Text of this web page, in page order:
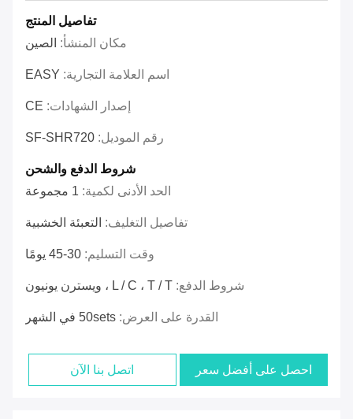
تفاصيل المنتج
مكان المنشأ: الصين
اسم العلامة التجارية: EASY
إصدار الشهادات: CE
رقم الموديل: SF-SHR720
شروط الدفع والشحن
الحد الأدنى لكمية: 1 مجموعة
تفاصيل التغليف: التعبئة الخشبية
وقت التسليم: 30-45 يومًا
شروط الدفع: L / C ، T / T ، ويسترن يونيون
القدرة على العرض: 50sets في الشهر
احصل على أفضل سعر اتصل بنا الآن